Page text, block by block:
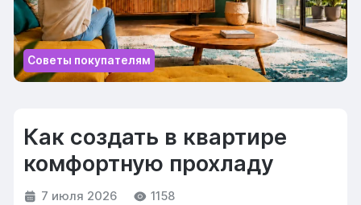
Советы покупателям
Как создать в квартире
комфортную прохладу
7 июля 2026 1158